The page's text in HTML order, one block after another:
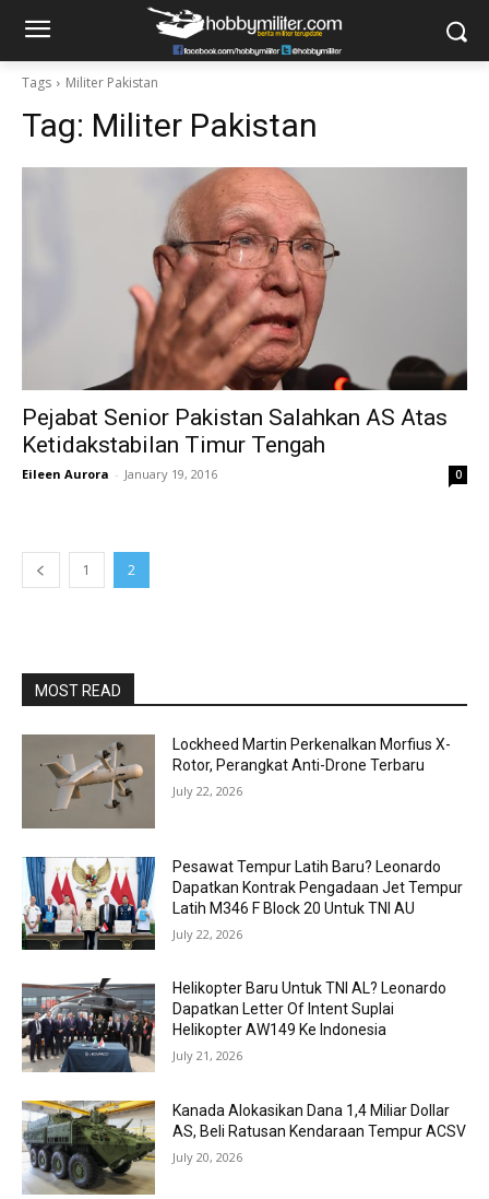
Tags Militer Pakistan
Tag: Militer Pakistan
Pejabat Senior Pakistan Salahkan AS Atas
Ketidakstabilan Timur Tengah
Eileen Aurora - January 19, 2016 0
1 2
MOST READ
Lockheed Martin Perkenalkan Morfius X-
Rotor, Perangkat Anti-Drone Terbaru
July 22, 2026
Pesawat Tempur Latih Baru? Leonardo
Dapatkan Kontrak Pengadaan Jet Tempur
Latih M346 F Block 20 Untuk TNI AU
July 22, 2026
Helikopter Baru Untuk TNI AL? Leonardo
Dapatkan Letter Of Intent Suplai
Helikopter AW149 Ke Indonesia
July 21, 2026
Kanada Alokasikan Dana 1,4 Miliar Dollar
AS, Beli Ratusan Kendaraan Tempur ACSV
July 20, 2026